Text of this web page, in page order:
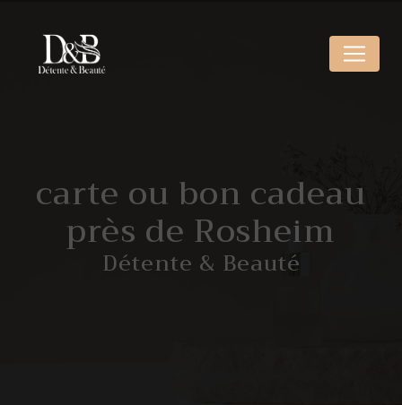
carte ou bon cadeau
près de Rosheim
Détente & Beauté